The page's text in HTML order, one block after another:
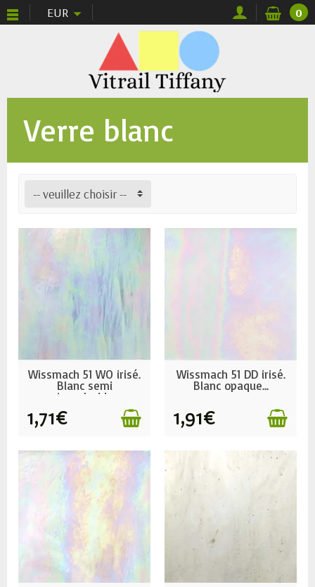
EUR 0
Verre blanc
-- veuillez choisir --
EN STOCK
Wissmach 51 WO irisé.
Blanc semi
translucide
1,71€
EN STOCK
Wissmach 51 DD irisé.
Blanc opaque...
1,91€